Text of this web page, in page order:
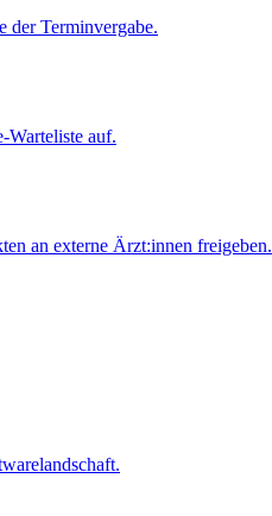
der Terminvergabe.
Warteliste auf.
an externe Ärzt:innen freigeben.